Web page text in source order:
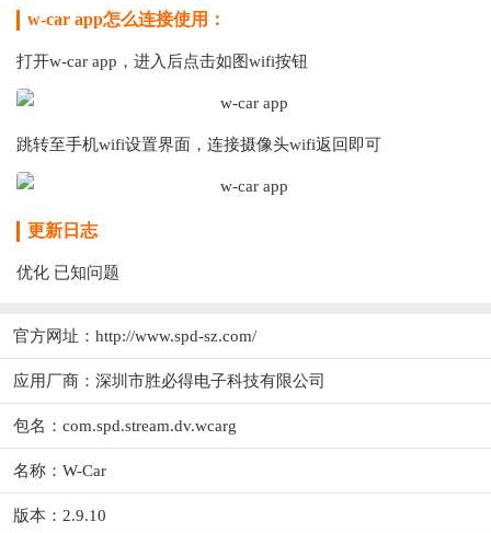
w-car app怎么连接使用：
打开w-car app，进入后点击如图wifi按钮
跳转至手机wifi设置界面，连接摄像头wifi返回即可
更新日志
优化 已知问题
官方网址： http://www.spd-sz.com/
应用厂商： 深圳市胜必得电子科技有限公司
包名：com.spd.stream.dv.wcarg
名称：W-Car
版本：2.9.10